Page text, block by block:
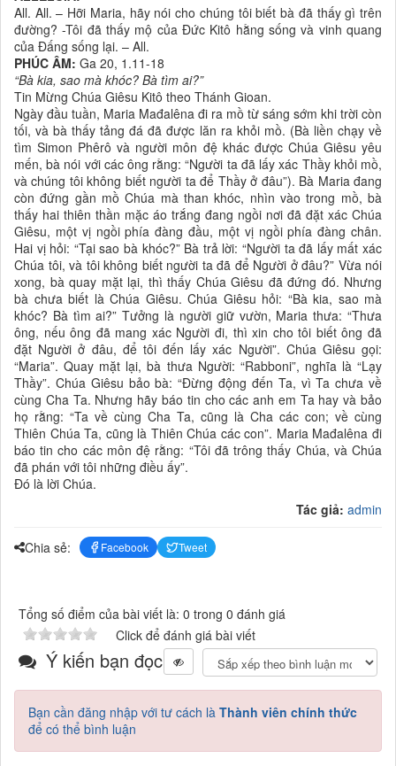
All. All. – Hỡi Maria, hãy nói cho chúng tôi biết bà đã thấy gì trên
đường? -Tôi đã thấy mộ của Đức Kitô hằng sống và vinh quang
của Đấng sống lại. – All.
PHÚC ÂM: Ga 20, 1.11-18
“Bà kia, sao mà khóc? Bà tìm ai?”
Tin Mừng Chúa Giêsu Kitô theo Thánh Gioan.
Ngày đầu tuần, Maria Mađalêna đi ra mồ từ sáng sớm khi trời còn
tối, và bà thấy tảng đá đã được lăn ra khỏi mồ. (Bà liền chạy về
tìm Simon Phêrô và người môn đệ khác được Chúa Giêsu yêu
mến, bà nói với các ông rằng: “Người ta đã lấy xác Thầy khỏi mồ,
và chúng tôi không biết người ta để Thầy ở đâu”). Bà Maria đang
còn đứng gần mồ Chúa mà than khóc, nhìn vào trong mồ, bà
thấy hai thiên thần mặc áo trắng đang ngồi nơi đã đặt xác Chúa
Giêsu, một vị ngồi phía đàng đầu, một vị ngồi phía đàng chân.
Hai vị hỏi: “Tại sao bà khóc?” Bà trả lời: “Người ta đã lấy mất xác
Chúa tôi, và tôi không biết người ta đã để Người ở đâu?” Vừa nói
xong, bà quay mặt lại, thì thấy Chúa Giêsu đã đứng đó. Nhưng
bà chưa biết là Chúa Giêsu. Chúa Giêsu hỏi: “Bà kia, sao mà
khóc? Bà tìm ai?” Tưởng là người giữ vườn, Maria thưa: “Thưa
ông, nếu ông đã mang xác Người đi, thì xin cho tôi biết ông đã
đặt Người ở đâu, để tôi đến lấy xác Người”. Chúa Giêsu gọi:
“Maria”. Quay mặt lại, bà thưa Người: “Rabboni”, nghĩa là “Lạy
Thầy”. Chúa Giêsu bảo bà: “Đừng động đến Ta, vì Ta chưa về
cùng Cha Ta. Nhưng hãy báo tin cho các anh em Ta hay và bảo
họ rằng: “Ta về cùng Cha Ta, cũng là Cha các con; về cùng
Thiên Chúa Ta, cũng là Thiên Chúa các con”. Maria Mađalêna đi
báo tin cho các môn đệ rằng: “Tôi đã trông thấy Chúa, và Chúa
đã phán với tôi những điều ấy”.
Đó là lời Chúa.
Tác giả: admin
Chia sẻ: Facebook Tweet
Tổng số điểm của bài viết là: 0 trong 0 đánh giá
Click để đánh giá bài viết
Ý kiến bạn đọc
Bạn cần đăng nhập với tư cách là Thành viên chính thức
để có thể bình luận